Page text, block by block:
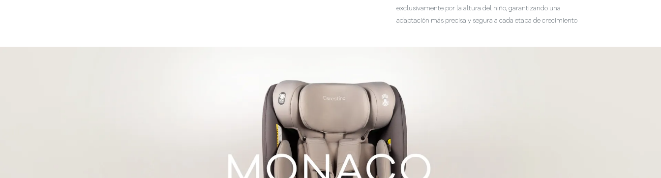
exclusivamente por la altura del niño, garantizando una
adaptación más precisa y segura a cada etapa de crecimiento